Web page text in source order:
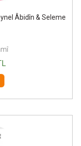
Âbidîn & Seleme